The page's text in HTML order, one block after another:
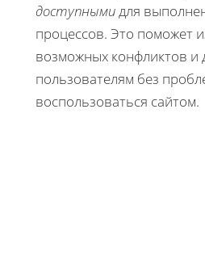
доступнымидля
процессов. Это поможет
возможных конфликтов и
пользователям без
воспользоваться сайтом.